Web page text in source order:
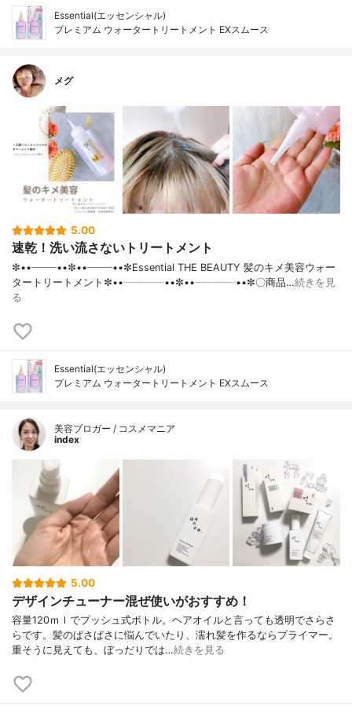
Essential(エッセンシャル)
プレミアム ウォータートリートメント EXスムース
メグ
5.00
速乾！洗い流さないトリートメント
✼••┈┈┈┈••✼••┈┈┈┈••✼Essential THE BEAUTY 髪のキメ美容ウォー
タートリートメント✼••┈┈┈┈••✼••┈┈┈┈••✼〇商品…続きを見
る
Essential(エッセンシャル)
プレミアム ウォータートリートメント EXスムース
美容ブロガー / コスメマニア
index
5.00
デザインチューナー混ぜ使いがおすすめ！
容量120ｍｌでプッシュ式ボトル。ヘアオイルと言っても透明でさらさ
らです。髪のぱさぱさに悩んでいたり、濡れ髪を作るならプライマー。
重そうに見えても、ぼっだりでは…続きを見る